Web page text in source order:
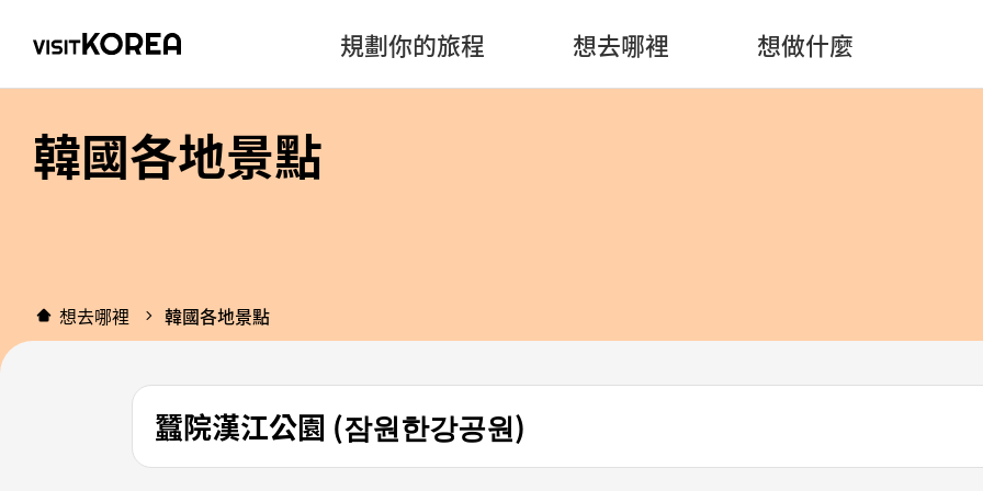
規劃你的旅程 想去哪裡 想做什麼
韓國各地景點
想去哪裡 韓國各地景點
蠶院漢江公園 (잠원한강공원)